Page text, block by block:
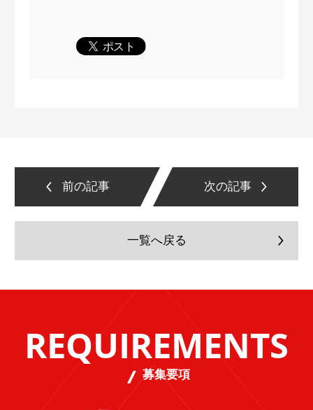
前の記事 次の記事
一覧へ戻る
REQUIREMENTS
募集要項